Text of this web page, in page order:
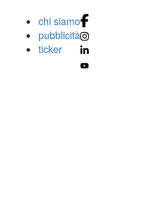
chi siamo
pubblicità
ticker